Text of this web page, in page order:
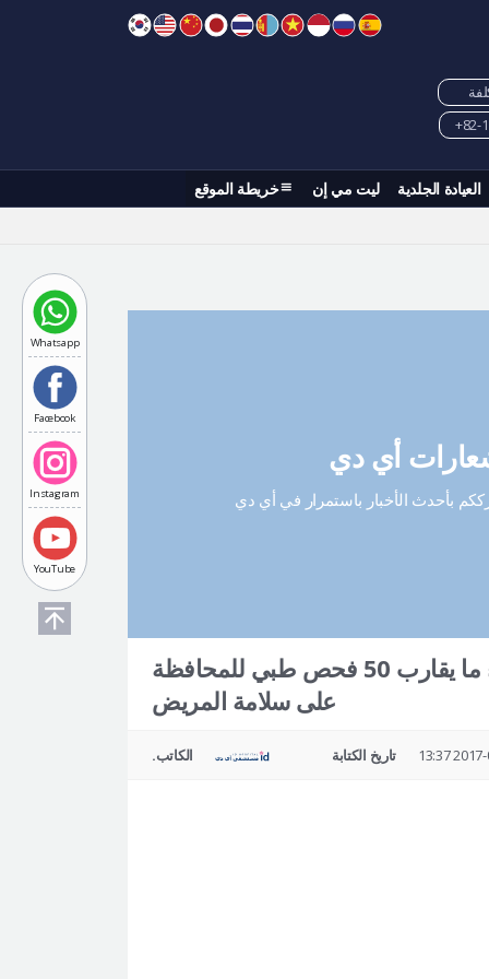
العيادة الجلدية ليت مي إن خريطة الموقع
Whatsapp
Facebook
Instagram
YouTube
أي دي
بأحدث الأخبار باستمرار في أي دي
مستشفى أي دي الحاصل على الشهادة الوطنية إجراء ما يقارب 50 فحص طبي للمحافظة
على سلامة المريض
الكاتب. تاريخ الكتابة 2017-